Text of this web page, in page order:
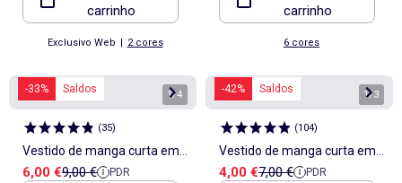
carrinho
Exclusivo Web | 2 cores
carrinho
6 cores
-33% Saldos 1/4
(35)
Vestido de manga curta em
malha canelada
Preço de venda
6,00 €Preço de referência
9,00 € PDR
-42% Saldos 1/3
(104)
Vestido de manga curta em
jersey de algodão
Preço de venda
4,00 €Preço de referência
7,00 € PDR